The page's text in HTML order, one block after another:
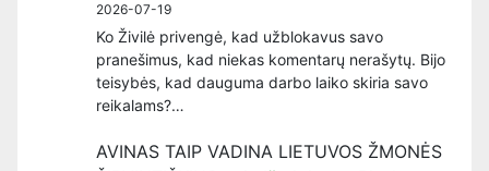
2026-07-19
Ko Živilė privengė, kad užblokavus savo
pranešimus, kad niekas komentarų nerašytų. Bijo
teisybės, kad dauguma darbo laiko skiria savo
reikalams?…
AVINAS TAIP VADINA LIETUVOS ŽMONĖS